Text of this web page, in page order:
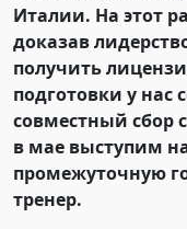
Италии. На этот
доказав
получить
подготовки у
совместный сбор
в мае выступим
промежуточную
тренер.